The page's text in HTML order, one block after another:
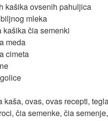
kašika ovsenih pahuljica
mleka
kašika čia semenki
meda
cimeta